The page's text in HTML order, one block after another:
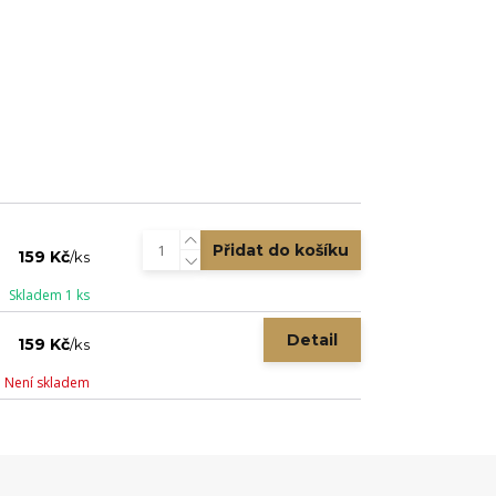
159 Kč/ks
Skladem 1 ks
Přidat do košíku
159 Kč/ks
Není skladem
Detail